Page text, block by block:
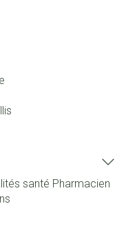
santé Pharmacien